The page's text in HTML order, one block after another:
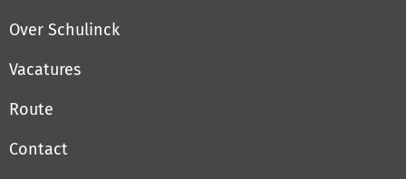
Over Schulinck
Vacatures
Route
Contact